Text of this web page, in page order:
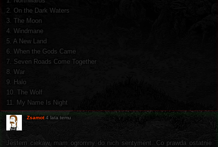
2. On the Dark Waters
3. The Moon
4. Windmane
5. A New Land
6. When the Gods Came
7. Seven Roads Come Together
8. War
9. Halo
10. The Wolf
11. My Name Is Night
Zsamot 4 lata temu
Jestem ciekaw, mam ogromny do nich sentyment. Co prawda ostatnie